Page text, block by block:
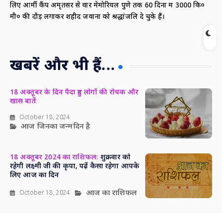
लिए आर्मी कैंप अमृतसर से वार मेमोरियल पुणे तक 60 दिनों में 3000 कि०
मी० की दौड़ लगाकर शहीद जवानों को श्रद्धांजलि दे चुके हैं।
खबरें और भी हैं...
18 अक्तूबर के दिन पैदा हुए लोगों की रोचक और
खास बातें
October 18, 2024
आज जिनका जन्मदिन है
18 अक्तूबर 2024 का राशिफल: शुक्रवार को
रहेगी लक्ष्मी जी की कृपा, पढ़ें कैसा रहेगा आपके
लिए आज का दिन
October 18, 2024 आज का राशिफल